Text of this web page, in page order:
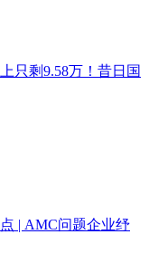
只剩9.58万！昔日国
| AMC问题企业纾